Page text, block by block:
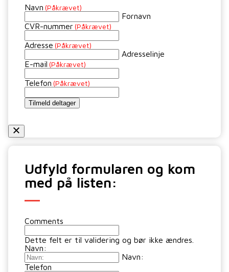
Navn (Påkrævet)
Fornavn
CVR-nummer (Påkrævet)
Adresse (Påkrævet)
Adresselinje
E-mail (Påkrævet)
Telefon (Påkrævet)
Tilmeld deltager
Udfyld formularen og kom
med på listen:
Comments
Dette felt er til validering og bør ikke ændres.
Navn:
Navn:
Telefon